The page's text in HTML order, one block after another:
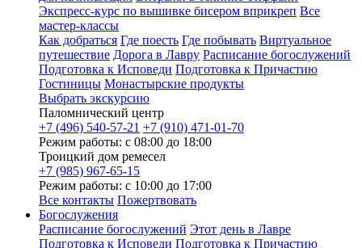
Экспресс-курс по вышивке бисером вприкреп Все
мастер-классы
Как добраться Где поесть Где побывать Виртуальное
путешествие Дорога в Лавру Расписание богослужений
Подготовка к Исповеди Подготовка к Причастию
Гостиницы Монастырские продукты
Выбрать экскурсию
Паломнический центр
+7 (496) 540-57-21 +7 (910) 471-01-70
Режим работы: с 08:00 до 18:00
Троицкий дом ремесел
+7 (985) 967-65-15
Режим работы: с 10:00 до 17:00
Все контакты Пожертвовать
Богослужения
Расписание богослужений Этот день в Лавре
Подготовка к Исповеди Подготовка к Причастию